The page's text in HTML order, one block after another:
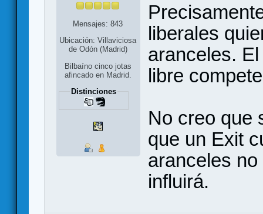
Mensajes: 843
Ubicación: Villaviciosa
de Odón (Madrid)
Bilbaíno cinco jotas
afincado en Madrid.
Distinciones
liberales
aranceles.
libre
No creo que
que un Exit
aranceles
influirá.